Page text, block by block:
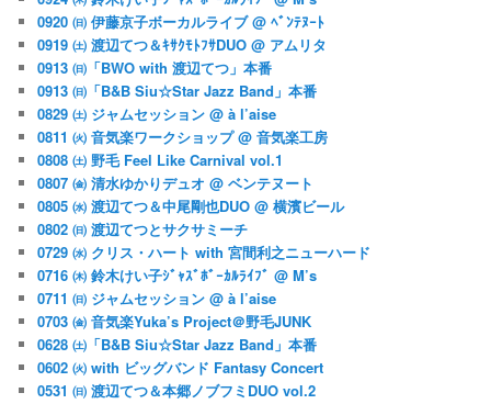
0920 ㈰ 伊藤京子ボーカルライブ @ ﾍﾞﾝﾃﾇｰﾄ
0919 ㈯ 渡辺てつ＆ｷｻｸﾓﾄﾌｻDUO @ アムリタ
0913 ㈰「BWO with 渡辺てつ」本番
0913 ㈰「B&B Siu☆Star Jazz Band」本番
0829 ㈯ ジャムセッション @ à l’aise
0811 ㈫ 音気楽ワークショップ @ 音気楽工房
0808 ㈯ 野毛 Feel Like Carnival vol.1
0807 ㈮ 清水ゆかりデュオ @ ベンテヌート
0805 ㈬ 渡辺てつ＆中尾剛也DUO @ 横濱ビール
0802 ㈰ 渡辺てつとサクサミーチ
0729 ㈬ クリス・ハート with 宮間利之ニューハード
0716 ㈭ 鈴木けい子ｼﾞｬｽﾞﾎﾞｰｶﾙﾗｲﾌﾞ @ M’s
0711 ㈰ ジャムセッション @ à l’aise
0703 ㈮ 音気楽Yuka’s Project＠野毛JUNK
0628 ㈯「B&B Siu☆Star Jazz Band」本番
0602 ㈫ with ビッグバンド Fantasy Concert
0531 ㈰ 渡辺てつ＆本郷ノブフミDUO vol.2